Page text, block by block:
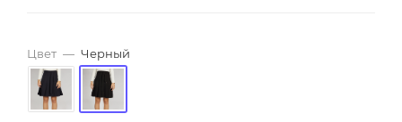
Цвет — Черный